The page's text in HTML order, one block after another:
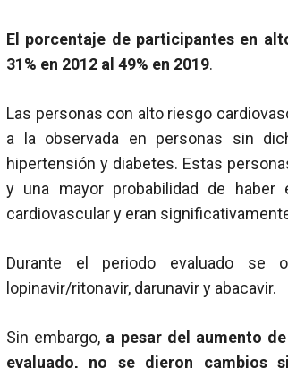
El porcentaje de participantes en
31% en 2012 al 49% en 2019.
Las personas con alto riesgo
a la observada en personas sin
hipertensión y diabetes. Estas
y una mayor probabilidad de haber
cardiovascular y eran
Durante el periodo evaluado se
lopinavir/ritonavir, darunavir y abacavir.
Sin embargo, a pesar del aumento
evaluado, no se dieron cambios